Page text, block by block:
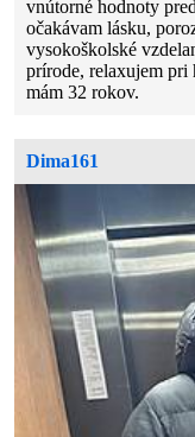
vnútorné hodnoty
očakávam lásku,
vysokoškolské
prírode, relaxujem pri
mám 32 rokov.
Dima161